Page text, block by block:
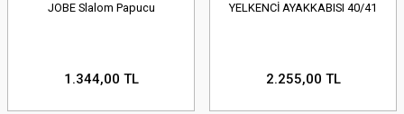
JOBE Slalom Papucu
1.344,00 TL
YELKENCİ AYAKKABISI 40/41
2.255,00 TL